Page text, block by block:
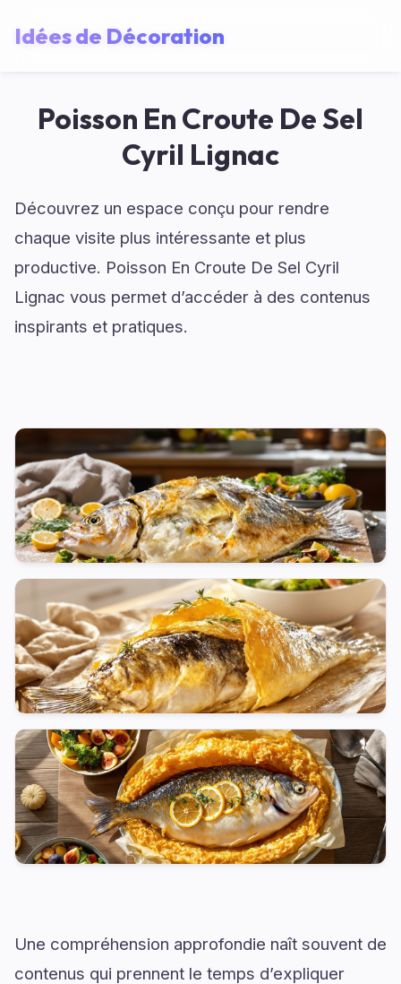
Idées de Décoration
Poisson En Croute De Sel
Cyril Lignac
Découvrez un espace conçu pour rendre
chaque visite plus intéressante et plus
productive. Poisson En Croute De Sel Cyril
Lignac vous permet d’accéder à des contenus
inspirants et pratiques.
Une compréhension approfondie naît souvent de
contenus qui prennent le temps d’expliquer